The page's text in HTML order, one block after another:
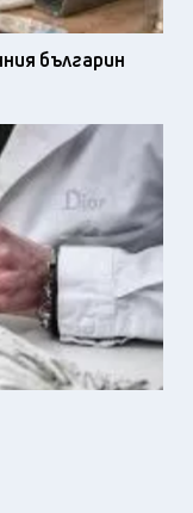
българин